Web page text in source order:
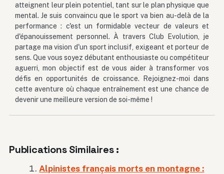
atteignent leur plein potentiel, tant sur le plan physique que
mental. Je suis convaincu que le sport va bien au-delà de la
performance : c'est un formidable vecteur de valeurs et
d'épanouissement personnel. À travers Club Evolution, je
partage ma vision d'un sport inclusif, exigeant et porteur de
sens. Que vous soyez débutant enthousiaste ou compétiteur
aguerri, mon objectif est de vous aider à transformer vos
défis en opportunités de croissance. Rejoignez-moi dans
cette aventure où chaque entraînement est une chance de
devenir une meilleure version de soi-même !
Publications Similaires :
Alpinistes français morts en montagne :